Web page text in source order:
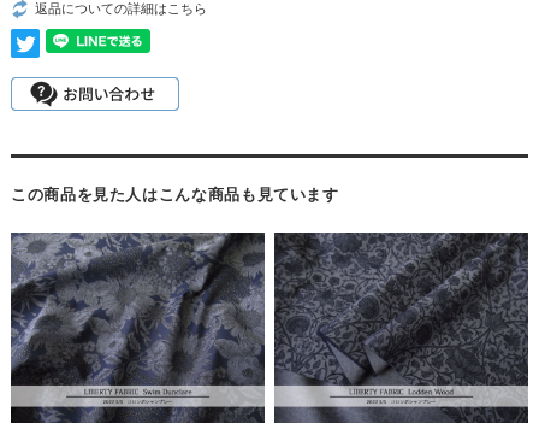
返品についての詳細はこちら
この商品を見た人はこんな商品も見ています